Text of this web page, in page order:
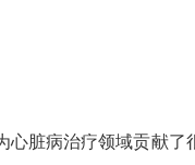
心脏病治疗领域贡献了